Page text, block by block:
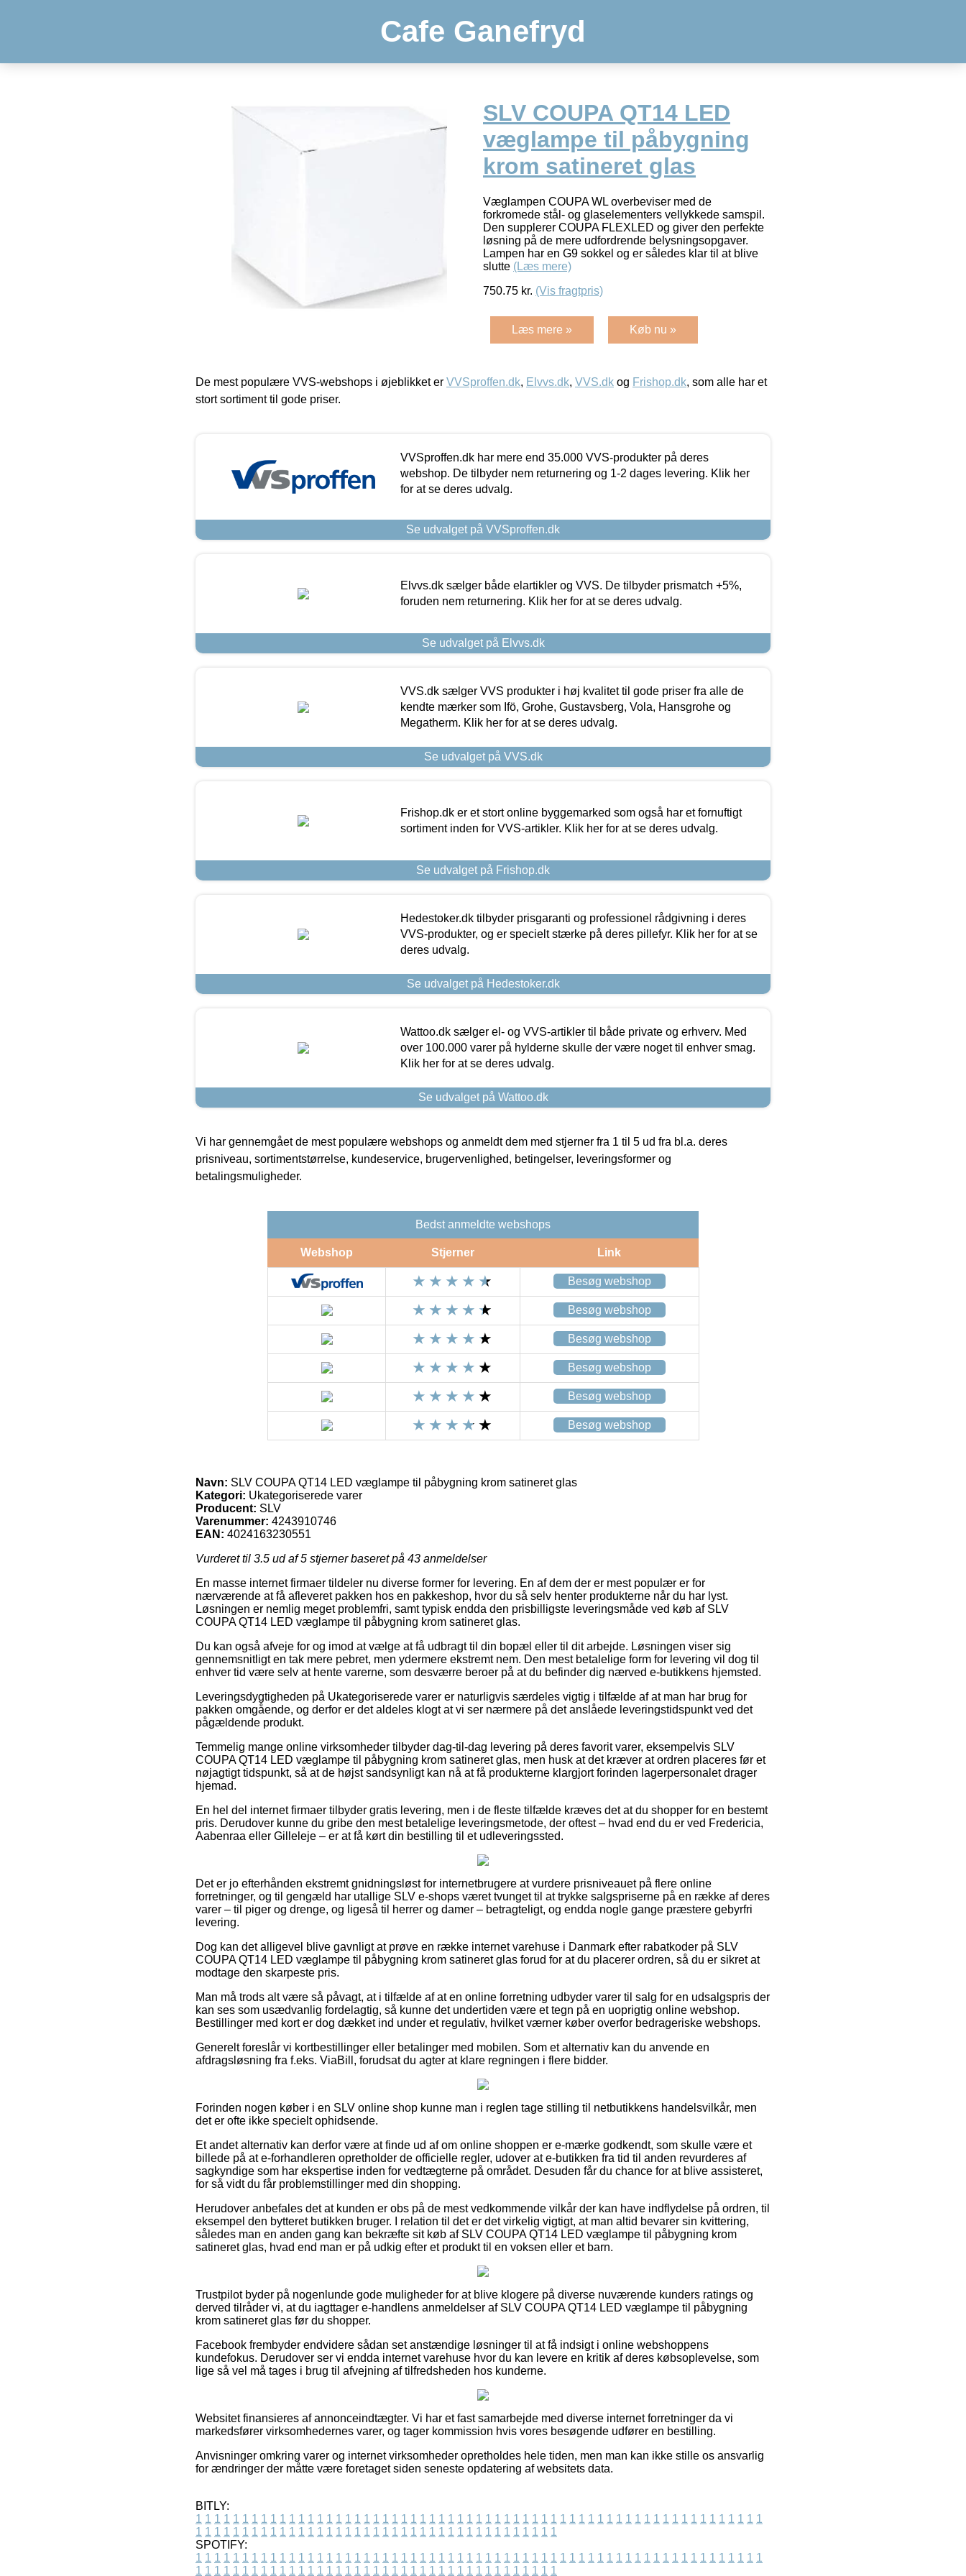
Cafe Ganefryd
SLV COUPA QT14 LED
væglampe til påbygning
krom satineret glas
Væglampen COUPA WL overbeviser med de
forkromede stål- og glaselementers vellykkede samspil.
Den supplerer COUPA FLEXLED og giver den perfekte
løsning på de mere udfordrende belysningsopgaver.
Lampen har en G9 sokkel og er således klar til at blive
slutte (Læs mere)
750.75 kr. (Vis fragtpris)
Læs mere » Køb nu »
De mest populære VVS-webshops i øjeblikket er VVSproffen.dk, Elvvs.dk, VVS.dk og Frishop.dk, som alle har et
stort sortiment til gode priser.
VVSproffen.dk har mere end 35.000 VVS-produkter på deres
webshop. De tilbyder nem returnering og 1-2 dages levering. Klik her
for at se deres udvalg.
Se udvalget på VVSproffen.dk
Elvvs.dk sælger både elartikler og VVS. De tilbyder prismatch +5%,
foruden nem returnering. Klik her for at se deres udvalg.
Se udvalget på Elvvs.dk
VVS.dk sælger VVS produkter i høj kvalitet til gode priser fra alle de
kendte mærker som Ifö, Grohe, Gustavsberg, Vola, Hansgrohe og
Megatherm. Klik her for at se deres udvalg.
Se udvalget på VVS.dk
Frishop.dk er et stort online byggemarked som også har et fornuftigt
sortiment inden for VVS-artikler. Klik her for at se deres udvalg.
Se udvalget på Frishop.dk
Hedestoker.dk tilbyder prisgaranti og professionel rådgivning i deres
VVS-produkter, og er specielt stærke på deres pillefyr. Klik her for at se
deres udvalg.
Se udvalget på Hedestoker.dk
Wattoo.dk sælger el- og VVS-artikler til både private og erhverv. Med
over 100.000 varer på hylderne skulle der være noget til enhver smag.
Klik her for at se deres udvalg.
Se udvalget på Wattoo.dk
Vi har gennemgået de mest populære webshops og anmeldt dem med stjerner fra 1 til 5 ud fra bl.a. deres
prisniveau, sortimentstørrelse, kundeservice, brugervenlighed, betingelser, leveringsformer og
betalingsmuligheder.
Bedst anmeldte webshops
Webshop Stjerner Link
Besøg webshop
Besøg webshop
Besøg webshop
Besøg webshop
Besøg webshop
Besøg webshop
Navn: SLV COUPA QT14 LED væglampe til påbygning krom satineret glas
Kategori: Ukategoriserede varer
Producent: SLV
Varenummer: 4243910746
EAN: 4024163230551
Vurderet til 3.5 ud af 5 stjerner baseret på 43 anmeldelser
En masse internet firmaer tildeler nu diverse former for levering. En af dem der er mest populær er for
nærværende at få afleveret pakken hos en pakkeshop, hvor du så selv henter produkterne når du har lyst.
Løsningen er nemlig meget problemfri, samt typisk endda den prisbilligste leveringsmåde ved køb af SLV
COUPA QT14 LED væglampe til påbygning krom satineret glas.
Du kan også afveje for og imod at vælge at få udbragt til din bopæl eller til dit arbejde. Løsningen viser sig
gennemsnitligt en tak mere pebret, men ydermere ekstremt nem. Den mest betalelige form for levering vil dog til
enhver tid være selv at hente varerne, som desværre beroer på at du befinder dig nærved e-butikkens hjemsted.
Leveringsdygtigheden på Ukategoriserede varer er naturligvis særdeles vigtig i tilfælde af at man har brug for
pakken omgående, og derfor er det aldeles klogt at vi ser nærmere på det anslåede leveringstidspunkt ved det
pågældende produkt.
Temmelig mange online virksomheder tilbyder dag-til-dag levering på deres favorit varer, eksempelvis SLV
COUPA QT14 LED væglampe til påbygning krom satineret glas, men husk at det kræver at ordren placeres før et
nøjagtigt tidspunkt, så at de højst sandsynligt kan nå at få produkterne klargjort forinden lagerpersonalet drager
hjemad.
En hel del internet firmaer tilbyder gratis levering, men i de fleste tilfælde kræves det at du shopper for en bestemt
pris. Derudover kunne du gribe den mest betalelige leveringsmetode, der oftest – hvad end du er ved Fredericia,
Aabenraa eller Gilleleje – er at få kørt din bestilling til et udleveringssted.
Det er jo efterhånden ekstremt gnidningsløst for internetbrugere at vurdere prisniveauet på flere online
forretninger, og til gengæld har utallige SLV e-shops været tvunget til at trykke salgspriserne på en række af deres
varer – til piger og drenge, og ligeså til herrer og damer – betragteligt, og endda nogle gange præstere gebyrfri
levering.
Dog kan det alligevel blive gavnligt at prøve en række internet varehuse i Danmark efter rabatkoder på SLV
COUPA QT14 LED væglampe til påbygning krom satineret glas forud for at du placerer ordren, så du er sikret at
modtage den skarpeste pris.
Man må trods alt være så påvagt, at i tilfælde af at en online forretning udbyder varer til salg for en udsalgspris der
kan ses som usædvanlig fordelagtig, så kunne det undertiden være et tegn på en uoprigtig online webshop.
Bestillinger med kort er dog dækket ind under et regulativ, hvilket værner køber overfor bedrageriske webshops.
Generelt foreslår vi kortbestillinger eller betalinger med mobilen. Som et alternativ kan du anvende en
afdragsløsning fra f.eks. ViaBill, forudsat du agter at klare regningen i flere bidder.
Forinden nogen køber i en SLV online shop kunne man i reglen tage stilling til netbutikkens handelsvilkår, men
det er ofte ikke specielt ophidsende.
Et andet alternativ kan derfor være at finde ud af om online shoppen er e-mærke godkendt, som skulle være et
billede på at e-forhandleren opretholder de officielle regler, udover at e-butikken fra tid til anden revurderes af
sagkyndige som har ekspertise inden for vedtægterne på området. Desuden får du chance for at blive assisteret,
for så vidt du får problemstillinger med din shopping.
Herudover anbefales det at kunden er obs på de mest vedkommende vilkår der kan have indflydelse på ordren, til
eksempel den bytteret butikken bruger. I relation til det er det virkelig vigtigt, at man altid bevarer sin kvittering,
således man en anden gang kan bekræfte sit køb af SLV COUPA QT14 LED væglampe til påbygning krom
satineret glas, hvad end man er på udkig efter et produkt til en voksen eller et barn.
Trustpilot byder på nogenlunde gode muligheder for at blive klogere på diverse nuværende kunders ratings og
derved tilråder vi, at du iagttager e-handlens anmeldelser af SLV COUPA QT14 LED væglampe til påbygning
krom satineret glas før du shopper.
Facebook frembyder endvidere sådan set anstændige løsninger til at få indsigt i online webshoppens
kundefokus. Derudover ser vi endda internet varehuse hvor du kan levere en kritik af deres købsoplevelse, som
lige så vel må tages i brug til afvejning af tilfredsheden hos kunderne.
Websitet finansieres af annonceindtægter. Vi har et fast samarbejde med diverse internet forretninger da vi
markedsfører virksomhedernes varer, og tager kommission hvis vores besøgende udfører en bestilling.
Anvisninger omkring varer og internet virksomheder opretholdes hele tiden, men man kan ikke stille os ansvarlig
for ændringer der måtte være foretaget siden seneste opdatering af websitets data.
BITLY:
1 1 1 1 1 1 1 1 1 1 1 1 1 1 1 1 1 1 1 1 1 1 1 1 1 1 1 1 1 1 1 1 1 1 1 1 1 1 1 1 1 1 1 1 1 1 1 1 1 1 1 1 1 1 1 1 1 1 1 1 1
1 1 1 1 1 1 1 1 1 1 1 1 1 1 1 1 1 1 1 1 1 1 1 1 1 1 1 1 1 1 1 1 1 1 1 1 1 1 1
SPOTIFY:
1 1 1 1 1 1 1 1 1 1 1 1 1 1 1 1 1 1 1 1 1 1 1 1 1 1 1 1 1 1 1 1 1 1 1 1 1 1 1 1 1 1 1 1 1 1 1 1 1 1 1 1 1 1 1 1 1 1 1 1 1
1 1 1 1 1 1 1 1 1 1 1 1 1 1 1 1 1 1 1 1 1 1 1 1 1 1 1 1 1 1 1 1 1 1 1 1 1 1 1